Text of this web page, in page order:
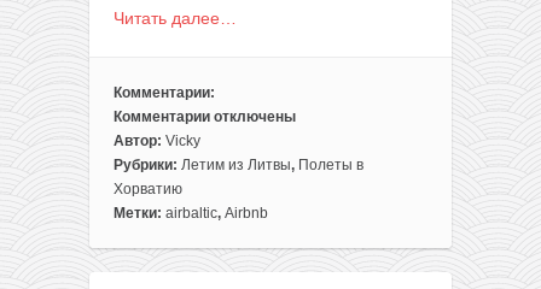
Читать далее…
Комментарии:
Комментарии
к
записи
Разгар
лета!
отключены
Автор: Vicky
Рубрики: Летим из Литвы, Полеты в
Хорватию
Метки: airbaltic, Airbnb